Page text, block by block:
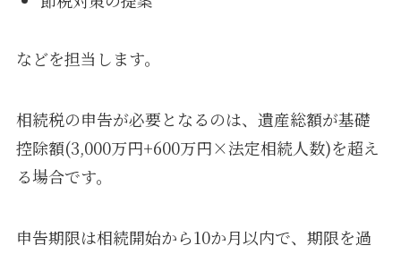
などを担当します。
相続税の申告が必要となるのは、遺産総額が基礎
控除額(3,000万円+600万円×法定相続人数)を超え
る場合です。
申告期限は相続開始から10か月以内で、期限を過